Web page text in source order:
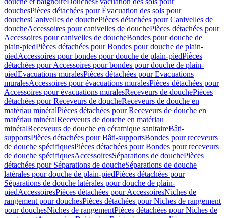
douchesPièces détachées pour Évacuation des sols pour
douchesCanivelles de douchePièces détachées pour Canivelles de
doucheAccessoires pour canivelles de douchePièces détachées pour
Accessoires pour canivelles de doucheBondes pour douche de
plain-piedPièces détachées pour Bondes pour douche de plain-
piedAccessoires pour bondes pour douche de plain-piedPièces
détachées pour Accessoires pour bondes pour douche de plain-
piedEvacuations muralesPièces détachées pour Evacuations
muralesAccessoires pour évacuations muralesPièces détachées pour
Accessoires pour évacuations muralesReceveurs de douchePièces
détachées pour Receveurs de doucheReceveurs de douche en
matériau minéralPièces détachées pour Receveurs de douche en
matériau minéralReceveurs de douche en matériau
minéralReceveurs de douche en céramique sanitaireBâti-
supportsPièces détachées pour Bâti-supportsBondes pour receveurs
de douche spécifiquesPièces détachées pour Bondes pour receveurs
de douche spécifiquesAccessoiresSéparations de douchePièces
détachées pour Séparations de doucheSéparations de douche
latérales pour douche de plain-piedPièces détachées pour
Séparations de douche latérales pour douche de plain-
piedAccessoiresPièces détachées pour AccessoiresNiches de
rangement pour douchesPièces détachées pour Niches de rangement
pour douchesNiches de rangementPièces détachées pour Niches de